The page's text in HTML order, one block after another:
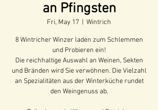
an Pfingsten
Fri, May 17 Wintrich
8 Wintricher Winzer laden zum Schlemmen
und Probieren ein!
Die reichhaltige Auswahl an Weinen, Sekten
und Bränden wird Sie verwöhnen. Die Vielzahl
an Spezialitäten aus der Winterküche rundet
den Weingenuss ab.